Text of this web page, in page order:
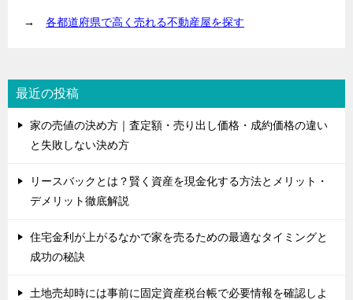
→ 各都道府県で高く売れる不動産屋を探す
最近の投稿
家の売値の決め方｜査定額・売り出し価格・成約価格の違い
と失敗しない決め方
リースバックとは？賢く資産を現金化する方法とメリット・
デメリット徹底解説
住宅金利が上がるなかで家を売るための最適なタイミングと
成功の秘訣
土地売却時には事前に固定資産税台帳で必要情報を確認しよ